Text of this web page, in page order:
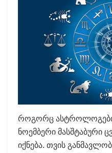
როგორც ასტროლოგები
ნოემბერი მასშტაბური
იქნება. თვის